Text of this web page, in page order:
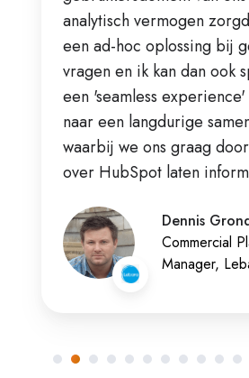
analytisch vermogen
een ad-hoc oplossing bij
vragen en ik kan dan ook
een 'seamless
naar een langdurige
waarbij we ons graag
over HubSpot laten
Dennis
Commercial
Manager,